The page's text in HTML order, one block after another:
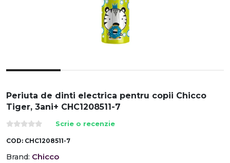
Periuta de dinti electrica pentru copii Chicco
Tiger, 3ani+ CHC1208511-7
Scrie o recenzie
COD: CHC1208511-7
Brand: Chicco